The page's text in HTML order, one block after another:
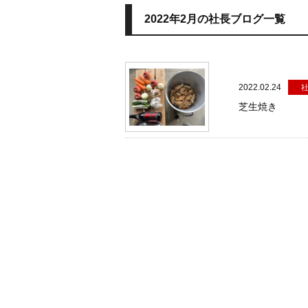
2022年2月の社長ブログ一覧
2022.02.24
芝生焼き